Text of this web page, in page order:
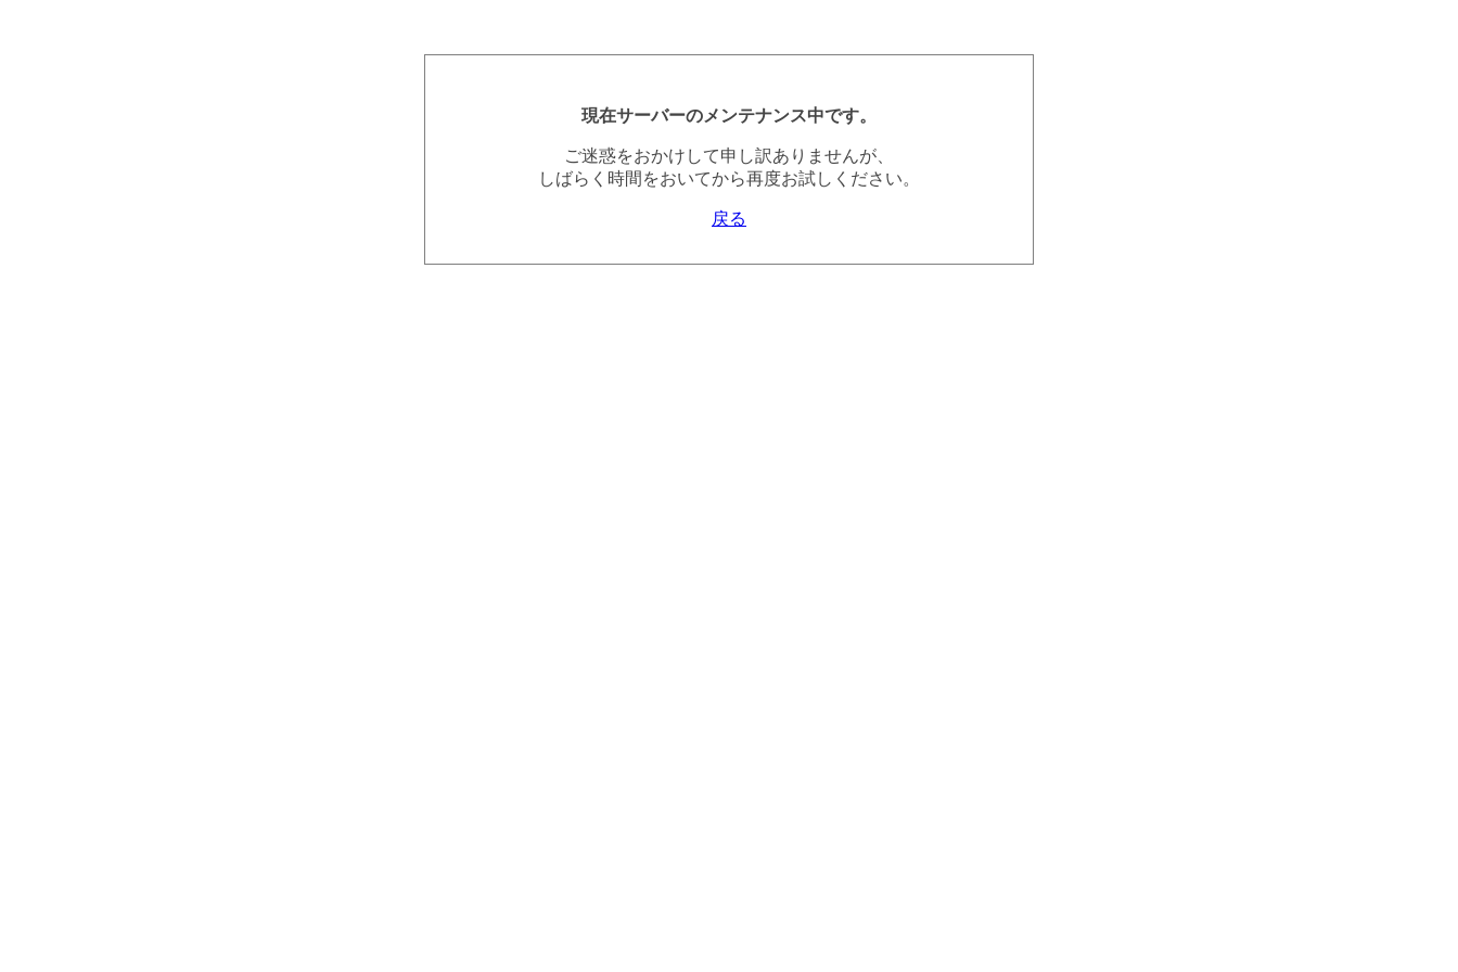
現在サーバーのメンテナンス中です。
ご迷惑をおかけして申し訳ありませんが、
しばらく時間をおいてから再度お試しください。
戻る